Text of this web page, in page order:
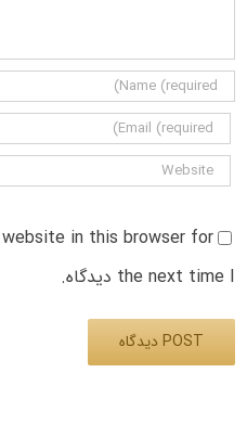
website in this browser for
the next time I دیدگاه.